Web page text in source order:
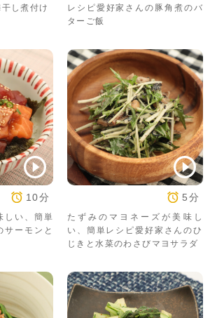
し煮付け
レシピ愛好家さんの豚角煮のバ
ターご飯
10分
しい、簡単
サーモンと
5分
たずみのマヨネーズが美味し
い、簡単レシピ愛好家さんのひ
じきと水菜のわさびマヨサラダ